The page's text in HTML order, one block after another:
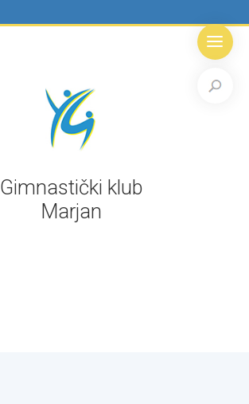
Gimnastički klub
Marjan